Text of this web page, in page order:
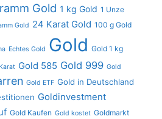
Gold 1 kg Gold 1 Unze
Gold 24 Karat Gold 100 g Gold
Echtes Gold Gold Gold 1 kg
Gold 585 Gold 999 Gold
Gold ETF Gold in Deutschland
Goldinvestment
Gold Kaufen Gold kostet Goldmarkt